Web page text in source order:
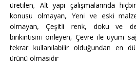
üretilen, Alt yapı çalışmalarında
konusu olmayan, Yeni ve eski
olmayan, Çeşitli renk, doku ve
birikintisini önleyen, Çevre ile uyum
tekrar kullanılabilir olduğundan en
ürünü olmasıdır